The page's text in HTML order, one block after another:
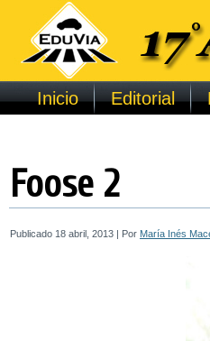
Inicio Editorial
Foose 2
Publicado 18 abril, 2013 | Por María Inés